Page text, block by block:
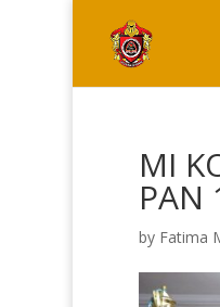
MI
PAN
by Fatima